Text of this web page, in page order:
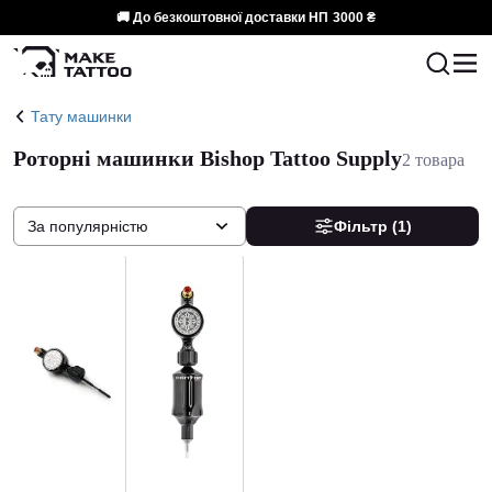
🚚 До безкоштовної доставки НП 3000 ₴
Тату машинки
Роторні машинки Bishop Tattoo Supply2 товара
Фільтр (1)
За популярністю